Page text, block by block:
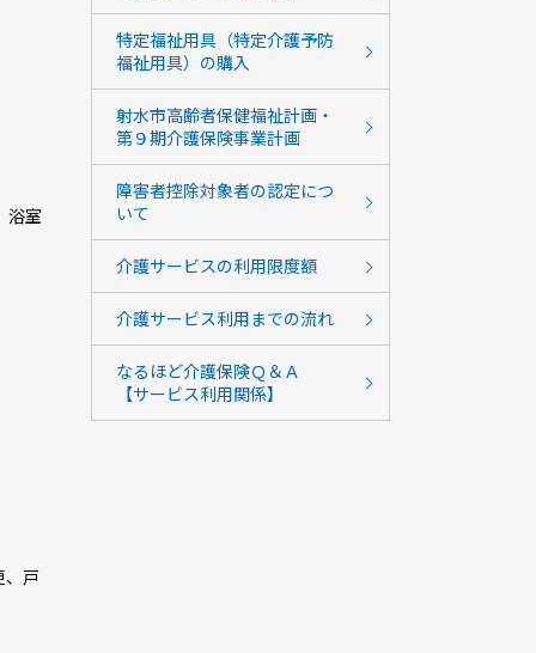
浴室
、戸
特定福祉用具（特定介護予防
福祉用具）の購入
射水市高齢者保健福祉計画・
第９期介護保険事業計画
障害者控除対象者の認定につ
いて
介護サービスの利用限度額
介護サービス利用までの流れ
なるほど介護保険Ｑ＆Ａ
【サービス利用関係】